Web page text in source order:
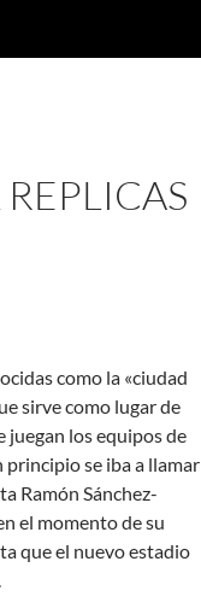
como la «ciudad
sirve como lugar de
los equipos de
principio se iba a llamar
Ramón Sánchez-
el momento de su
que el nuevo estadio